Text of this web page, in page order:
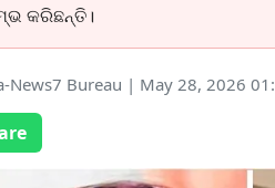
କରିଛନ୍ତି।
News7 Bureau | May 28, 2026